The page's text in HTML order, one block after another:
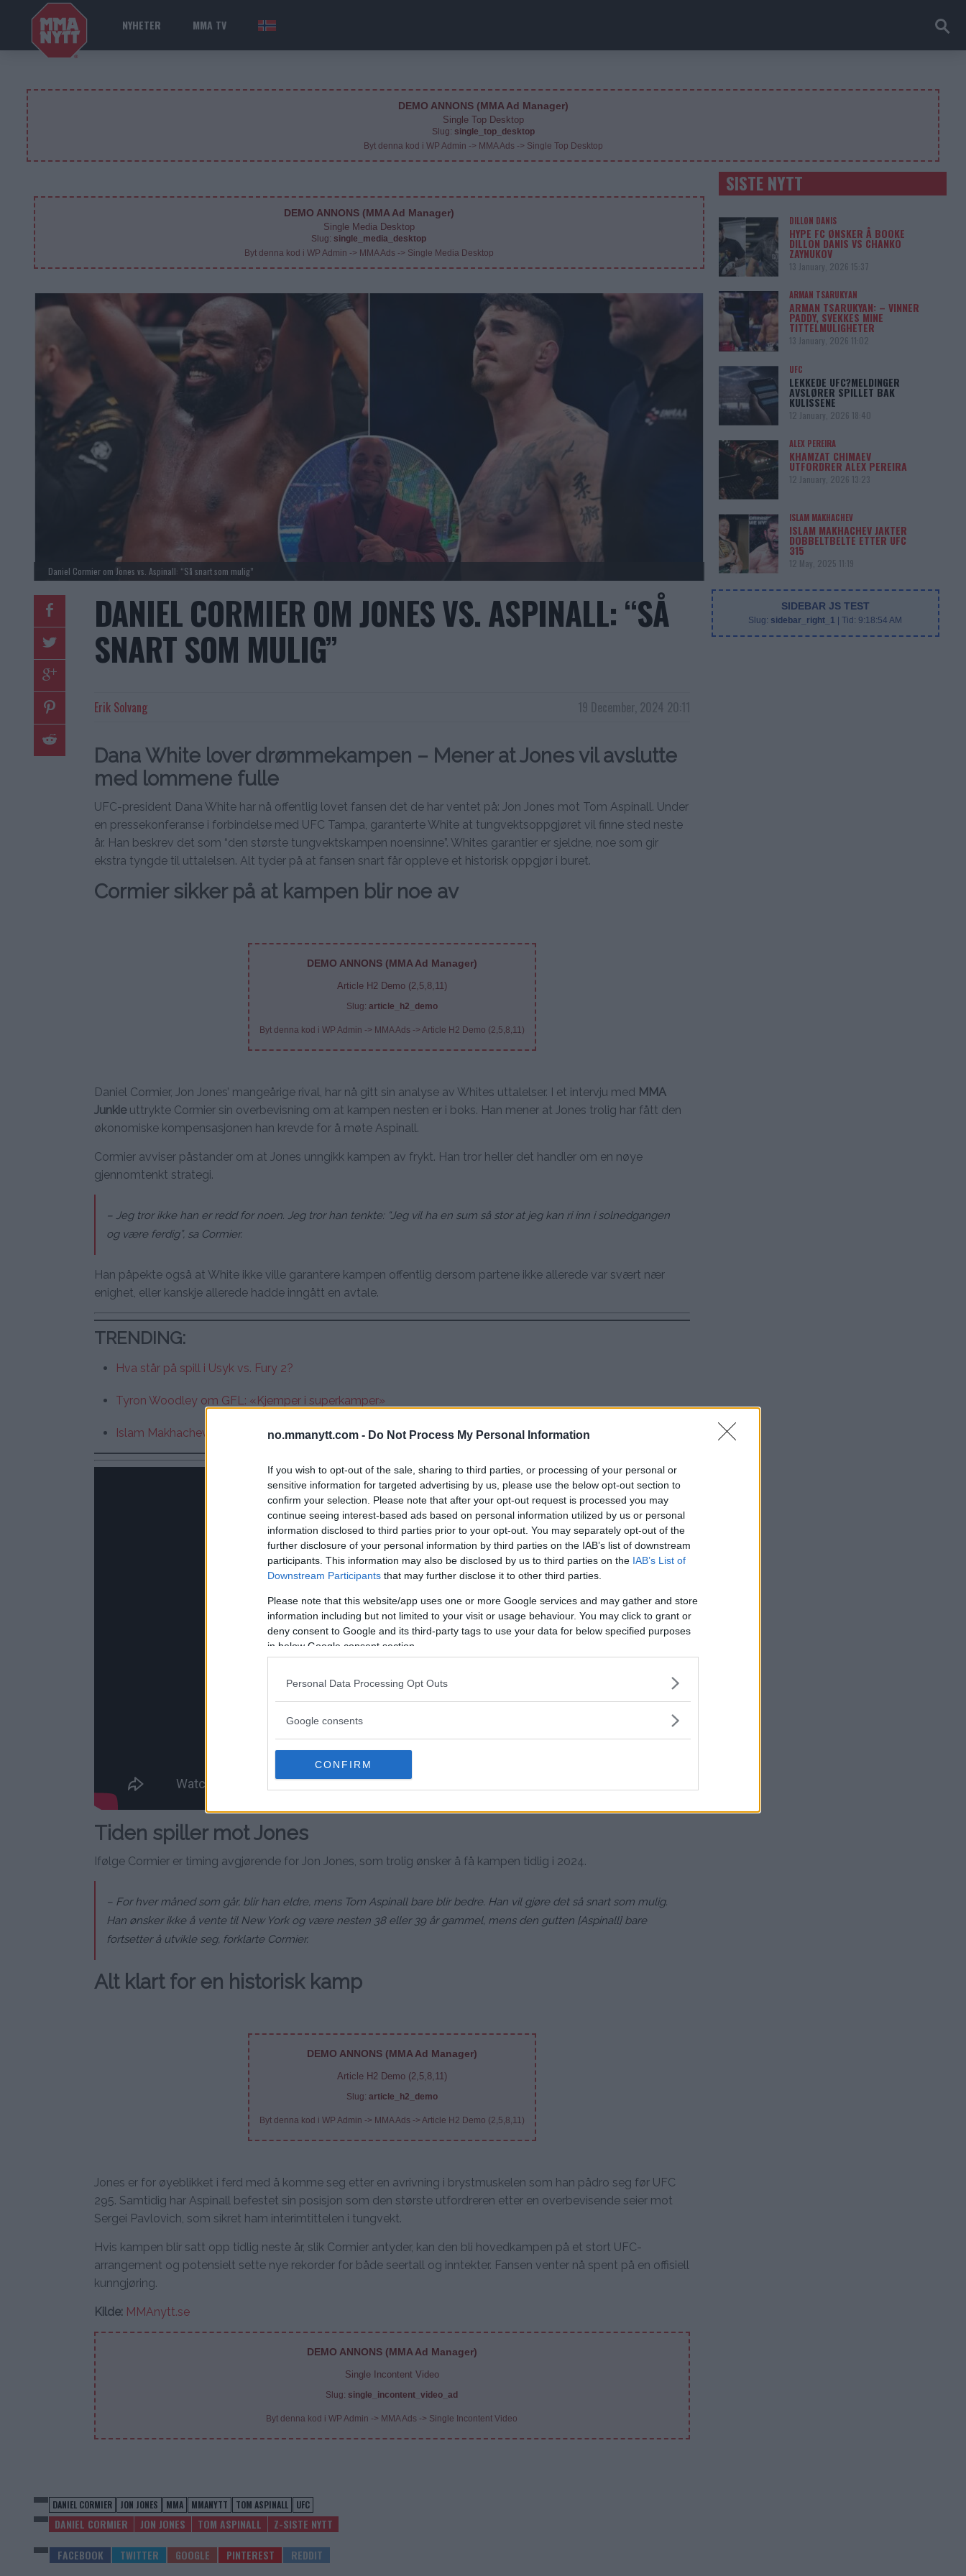
no.mmanytt.com - Do Not Process My Personal Information
If you wish to opt-out of the sale, sharing to third parties, or processing of your personal or
sensitive information for targeted advertising by us, please use the below opt-out section to
confirm your selection. Please note that after your opt-out request is processed you may
continue seeing interest-based ads based on personal information utilized by us or personal
information disclosed to third parties prior to your opt-out. You may separately opt-out of the
further disclosure of your personal information by third parties on the IAB’s list of downstream
participants. This information may also be disclosed by us to third parties on the IAB’s List of
Downstream Participants that may further disclose it to other third parties.
Please note that this website/app uses one or more Google services and may gather and store
information including but not limited to your visit or usage behaviour. You may click to grant or
deny consent to Google and its third-party tags to use your data for below specified purposes
in below Google consent section.
Personal Data Processing Opt Outs
Google consents
CONFIRM
NYHETER MMA TV NOR
DEMO ANNONS (MMA Ad Manager)
Single Top Desktop
Slug: single_top_desktop
Byt denna kod i WP Admin -> MMA Ads -> Single Top Desktop
DEMO ANNONS (MMA Ad Manager)
Single Media Desktop
Slug: single_media_desktop
Byt denna kod i WP Admin -> MMA Ads -> Single Media Desktop
Daniel Cormier om Jones vs. Aspinall: “Så snart som mulig”
DANIEL CORMIER OM JONES VS. ASPINALL: “SÅ
SNART SOM MULIG”
19 December, 2024 20:11
Erik Solvang
Dana White lover drømmekampen – Mener at Jones vil avslutte
med lommene fulle
UFC-president Dana White har nå offentlig lovet fansen det de har ventet på: Jon Jones mot Tom Aspinall. Under
en pressekonferanse i forbindelse med UFC Tampa, garanterte White at tungvektsoppgjøret vil finne sted neste
år. Han beskrev det som “den største tungvektskampen noensinne”. Whites garantier er sjeldne, noe som gir
ekstra tyngde til uttalelsen. Alt tyder på at fansen snart får oppleve et historisk oppgjør i buret.
Cormier sikker på at kampen blir noe av
DEMO ANNONS (MMA Ad Manager)
Article H2 Demo (2,5,8,11)
Slug: article_h2_demo
Byt denna kod i WP Admin -> MMA Ads -> Article H2 Demo (2,5,8,11)
Daniel Cormier, Jon Jones’ mangeårige rival, har nå gitt sin analyse av Whites uttalelser. I et intervju med MMA
Junkieuttrykte Cormier sin overbevisning om at kampen nesten er i boks. Han mener at Jones trolig har fått den
økonomiske kompensasjonen han krevde for å møte Aspinall.
Cormier avviser påstander om at Jones unngikk kampen av frykt. Han tror heller det handler om en nøye
gjennomtenkt strategi.
– Jeg tror ikke han er redd for noen. Jeg tror han tenkte: “Jeg vil ha en sum så stor at jeg kan ri inn i solnedgangen
og være ferdig”, sa Cormier.
Han påpekte også at White ikke ville garantere kampen offentlig dersom partene ikke allerede var svært nær
enighet, eller kanskje allerede hadde inngått en avtale.
TRENDING:
Hva står på spill i Usyk vs. Fury 2?
Tyron Woodley om GFL: «Kjemper i superkamper»
Islam Makhachev vil avslutte Arman Tsarukyan UFC 311
Tiden spiller mot Jones
Ifølge Cormier er timing avgjørende for Jon Jones, som trolig ønsker å få kampen tidlig i 2024.
– For hver måned som går, blir han eldre, mens Tom Aspinall bare blir bedre. Han vil gjøre det så snart som mulig.
Han ønsker ikke å vente til New York og være nesten 38 eller 39 år gammel, mens den gutten [Aspinall] bare
fortsetter å utvikle seg, forklarte Cormier.
Alt klart for en historisk kamp
DEMO ANNONS (MMA Ad Manager)
Article H2 Demo (2,5,8,11)
Slug: article_h2_demo
Byt denna kod i WP Admin -> MMA Ads -> Article H2 Demo (2,5,8,11)
Jones er for øyeblikket i ferd med å komme seg etter en avrivning i brystmuskelen som han pådro seg før UFC
295. Samtidig har Aspinall befestet sin posisjon som den største utfordreren etter en overbevisende seier mot
Sergei Pavlovich, som sikret ham interimtittelen i tungvekt.
Hvis kampen blir satt opp tidlig neste år, slik Cormier antyder, kan den bli hovedkampen på et stort UFC-
arrangement og potensielt sette nye rekorder for både seertall og inntekter. Fansen venter nå spent på en offisiell
kunngjøring.
Kilde: MMAnytt.se
DEMO ANNONS (MMA Ad Manager)
Single Incontent Video
Slug: single_incontent_video_ad
Byt denna kod i WP Admin -> MMA Ads -> Single Incontent Video
DANIEL CORMIER JON JONES MMA MMANYTT TOM ASPINALL UFC
DANIEL CORMIER JON JONES TOM ASPINALL Z-SISTE NYTT
SISTE NYTT
DILLON DANIS
HYPE FC ØNSKER Å BOOKE
DILLON DANIS VS CHANKO
ZAYNUKOV
13 January, 2026 15:37
ARMAN TSARUKYAN
ARMAN TSARUKYAN: – VINNER
PADDY, SVEKKES MINE
TITTELMULIGHETER
13 January, 2026 11:02
UFC
LEKKEDE UFC?MELDINGER
AVSLØRER SPILLET BAK
KULISSENE
12 January, 2026 18:40
ALEX PEREIRA
KHAMZAT CHIMAEV
UTFORDRER ALEX PEREIRA
12 January, 2026 13:23
ISLAM MAKHACHEV
ISLAM MAKHACHEV JAKTER
DOBBELTBELTE ETTER UFC
315
12 May, 2025 11:19
SIDEBAR JS TEST
Slug: sidebar_right_1 | Tid: 9:18:54 AM